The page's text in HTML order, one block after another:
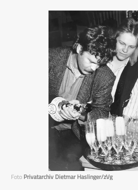
Foto Privatarchiv Dietmar Haslinger/zVg